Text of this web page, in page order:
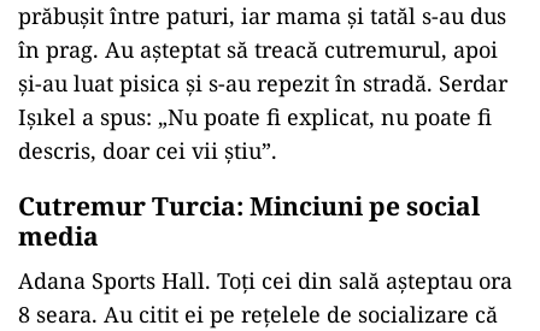
prăbușit între paturi, iar mama și tatăl s-au dus
în prag. Au așteptat să treacă cutremurul, apoi
și-au luat pisica și s-au repezit în stradă. Serdar
Işıkel a spus: „Nu poate fi explicat, nu poate fi
descris, doar cei vii știu”.
Cutremur Turcia: Minciuni pe social
media
Adana Sports Hall. Toți cei din sală așteptau ora
8 seara. Au citit ei pe rețelele de socializare că